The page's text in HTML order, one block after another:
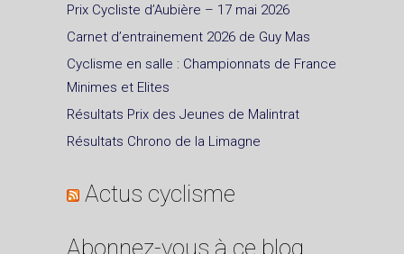
Prix Cycliste d’Aubière – 17 mai 2026
Carnet d’entrainement 2026 de Guy Mas
Cyclisme en salle : Championnats de France
Minimes et Elites
Résultats Prix des Jeunes de Malintrat
Résultats Chrono de la Limagne
Actus cyclisme
Abonnez-vous à ce blog